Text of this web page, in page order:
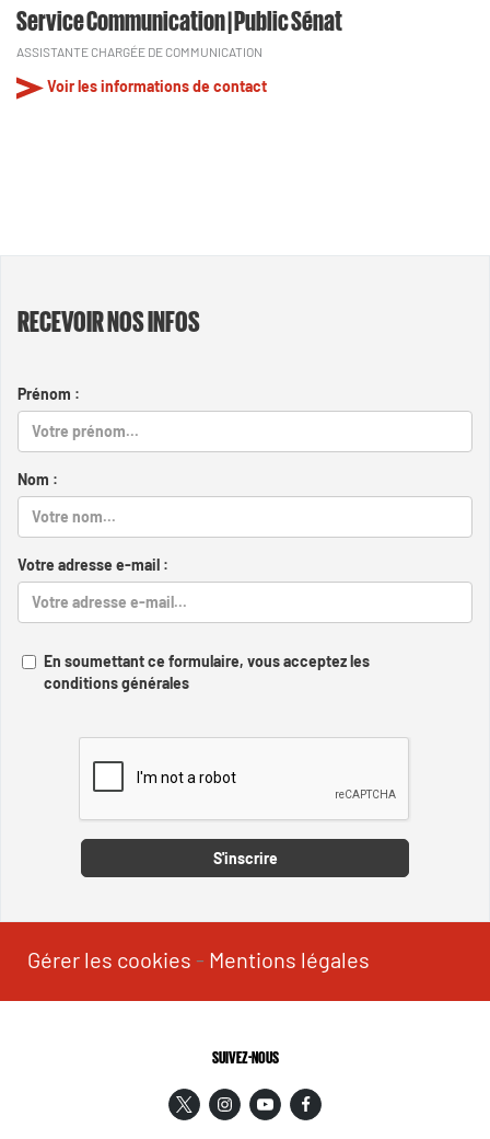
Service Communication | Public Sénat
ASSISTANTE CHARGÉE DE COMMUNICATION
Voir les informations de contact
RECEVOIR NOS INFOS
Prénom :
Nom :
Votre adresse e-mail :
En soumettant ce formulaire, vous acceptez les
conditions générales
S'inscrire
Gérer les cookies - Mentions légales
SUIVEZ-NOUS